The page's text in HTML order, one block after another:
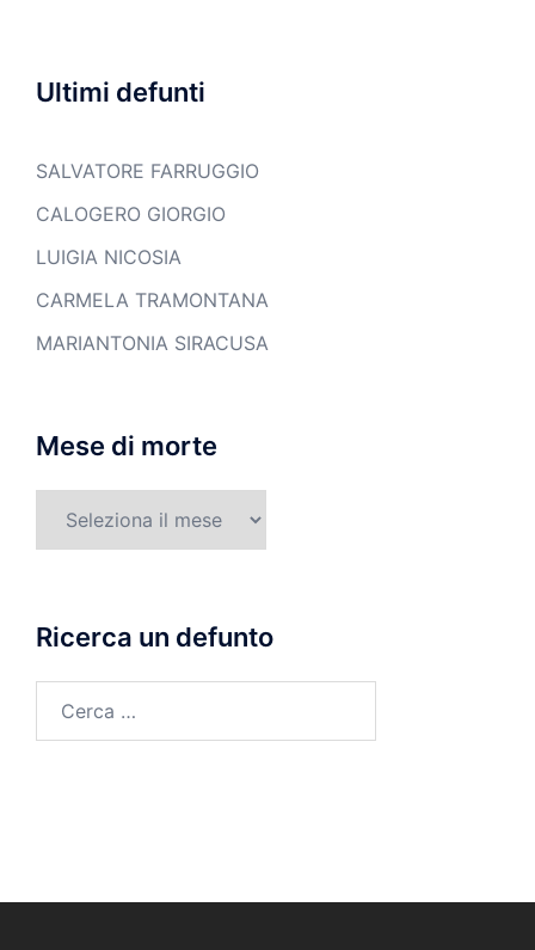
Ultimi defunti
SALVATORE FARRUGGIO
CALOGERO GIORGIO
LUIGIA NICOSIA
CARMELA TRAMONTANA
MARIANTONIA SIRACUSA
Mese di morte
Ricerca un defunto